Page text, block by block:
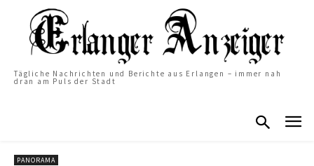
Tägliche Nachrichten und Berichte aus Erlangen – immer nah
dran am Puls der Stadt
PANORAMA